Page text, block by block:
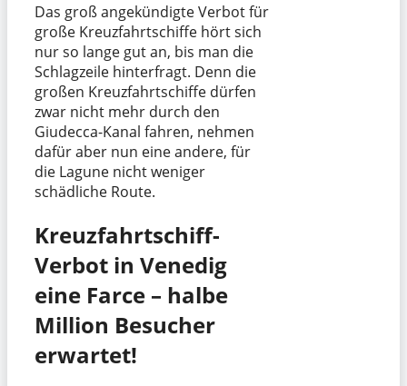
Das groß angekündigte Verbot für
große Kreuzfahrtschiffe hört sich
nur so lange gut an, bis man die
Schlagzeile hinterfragt. Denn die
großen Kreuzfahrtschiffe dürfen
zwar nicht mehr durch den
Giudecca-Kanal fahren, nehmen
dafür aber nun eine andere, für
die Lagune nicht weniger
schädliche Route.
Kreuzfahrtschiff-
Verbot in Venedig
eine Farce – halbe
Million Besucher
erwartet!